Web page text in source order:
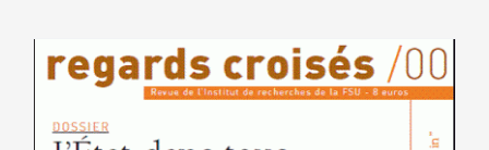
variations.
Les